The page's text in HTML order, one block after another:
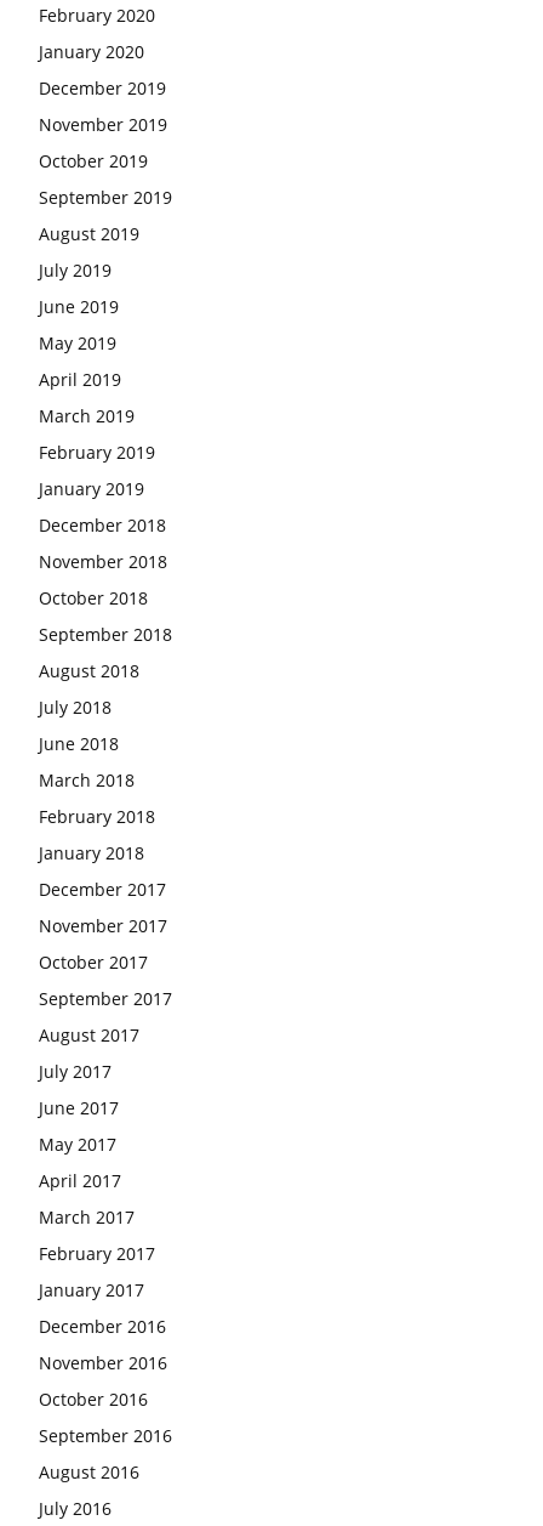
February 2020
January 2020
December 2019
November 2019
October 2019
September 2019
August 2019
July 2019
June 2019
May 2019
April 2019
March 2019
February 2019
January 2019
December 2018
November 2018
October 2018
September 2018
August 2018
July 2018
June 2018
March 2018
February 2018
January 2018
December 2017
November 2017
October 2017
September 2017
August 2017
July 2017
June 2017
May 2017
April 2017
March 2017
February 2017
January 2017
December 2016
November 2016
October 2016
September 2016
August 2016
July 2016